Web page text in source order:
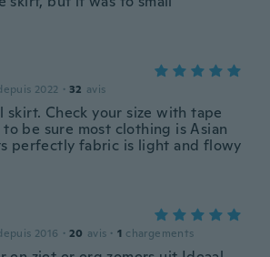
2022 · 32 avis
skirt. Check your size with tape
to be sure most clothing is Asian
perfectly fabric is light and flowy
2016 · 20 avis · 1 chargements